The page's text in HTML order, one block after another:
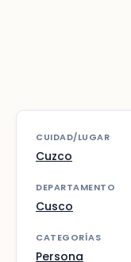
CUIDAD/LUGAR
Cuzco
DEPARTAMENTO
Cusco
CATEGORÍAS
Persona